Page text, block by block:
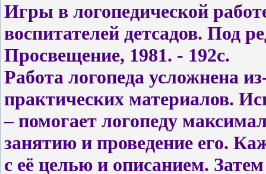
Игры в логопедической
воспитателей детсадов. Под
Просвещение, 1981. - 192с.
Работа логопеда усложнена
практических материалов.
– помогает логопеду
занятию и проведение его.
с её целью и описанием.